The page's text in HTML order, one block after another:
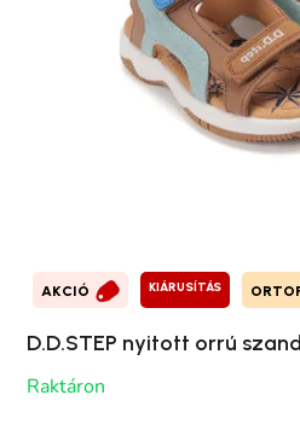
AKCIÓ KIÁRUSÍTÁS
D.D.STEP nyitott orrú
Raktáron